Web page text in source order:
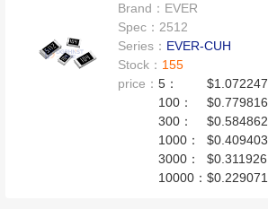
Brand： EVER
Spec：2512
Series： EVER-CUH
Stock： 155
price：5：
$1.072247
100：
$0.779816
300：
$0.584862
1000：
$0.409403
3000：
$0.311926
10000：$0.229071